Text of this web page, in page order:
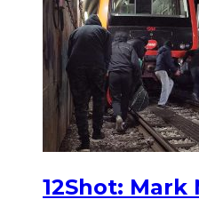
12Shot: Mark